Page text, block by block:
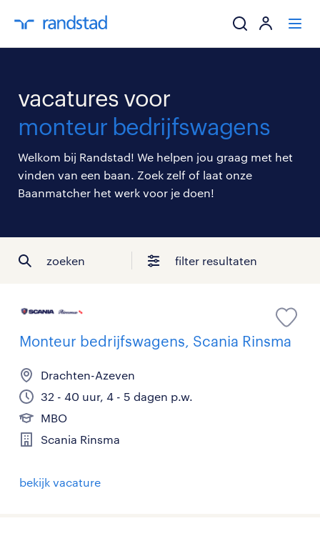
werkgevers
mijn carrière
over randstad
vacatures voor
monteur bedrijfswagens
Welkom bij Randstad! We helpen jou graag met het
vinden van een baan. Zoek zelf of laat onze
Baanmatcher het werk voor je doen!
zoeken filter resultaten
Monteur bedrijfswagens, Scania Rinsma
Drachten-Azeven
32 - 40 uur, 4 - 5 dagen p.w.
MBO
Scania Rinsma
bekijk vacature